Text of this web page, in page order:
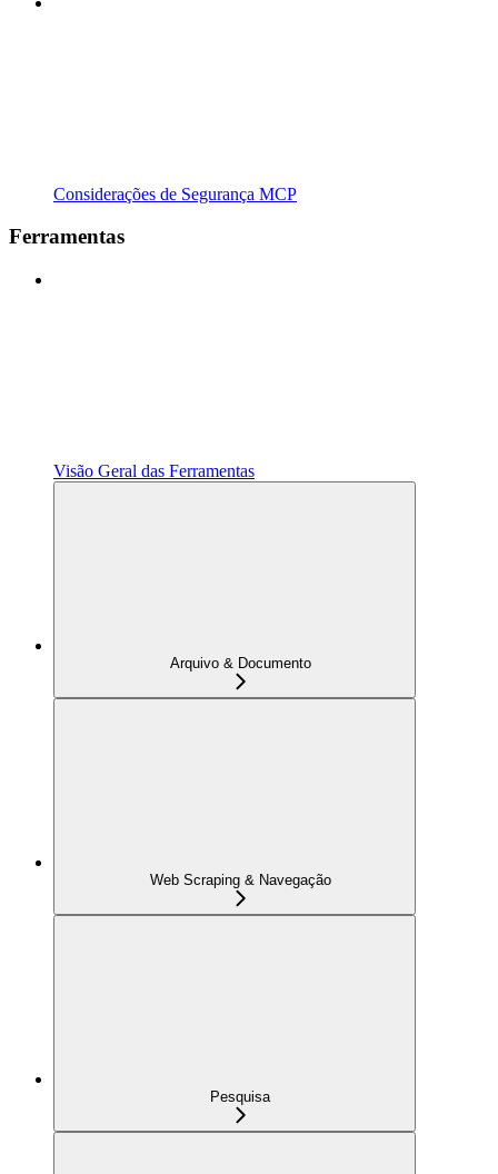
Considerações de Segurança MCP
Ferramentas
Visão Geral das Ferramentas
Arquivo & Documento
Web Scraping & Navegação
Pesquisa